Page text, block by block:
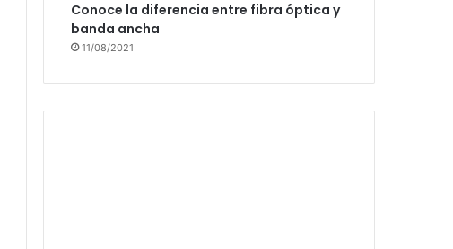
Conoce la diferencia entre fibra óptica y
banda ancha
11/08/2021